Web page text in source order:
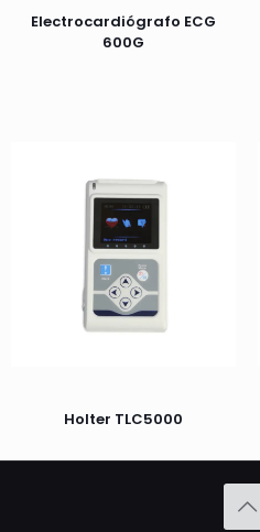
Electrocardiógrafo ECG
600G
Holter TLC5000